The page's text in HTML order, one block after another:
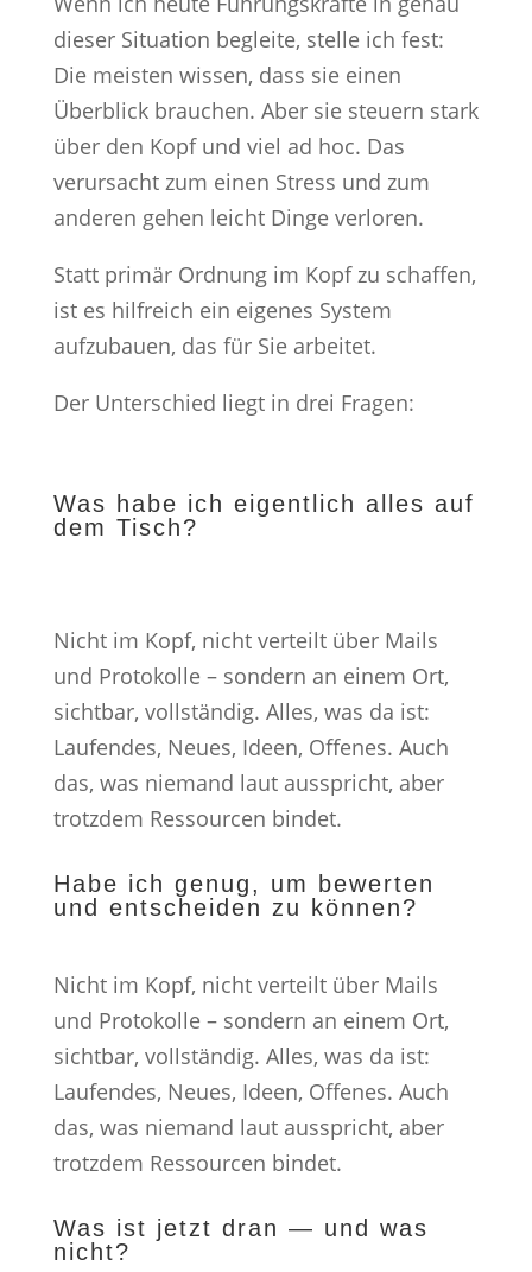
dieser Situation begleite, stelle ich fest:
Die meisten wissen, dass sie einen
Überblick brauchen. Aber sie steuern stark
über den Kopf und viel ad hoc. Das
verursacht zum einen Stress und zum
anderen gehen leicht Dinge verloren.
Statt primär Ordnung im Kopf zu schaffen,
ist es hilfreich ein eigenes System
aufzubauen, das für Sie arbeitet.
Der Unterschied liegt in drei Fragen:
Was habe ich eigentlich alles auf
dem Tisch?
Nicht im Kopf, nicht verteilt über Mails
und Protokolle – sondern an einem Ort,
sichtbar, vollständig. Alles, was da ist:
Laufendes, Neues, Ideen, Offenes. Auch
das, was niemand laut ausspricht, aber
trotzdem Ressourcen bindet.
Habe ich genug, um bewerten
und entscheiden zu können?
Nicht im Kopf, nicht verteilt über Mails
und Protokolle – sondern an einem Ort,
sichtbar, vollständig. Alles, was da ist:
Laufendes, Neues, Ideen, Offenes. Auch
das, was niemand laut ausspricht, aber
trotzdem Ressourcen bindet.
Was ist jetzt dran — und was
nicht?